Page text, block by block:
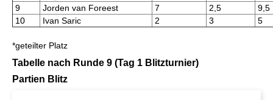
9
Jorden van Foreest 7 2,5
9,5
10
Ivan Saric 2 3 5
*geteilter Platz
Tabelle nach Runde 9 (Tag 1 Blitzturnier)
Partien Blitz